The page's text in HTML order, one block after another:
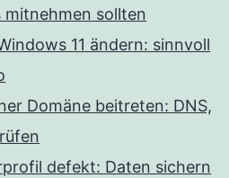
mitnehmen sollten
11 ändern: sinnvoll
Domäne beitreten: DNS,
defekt: Daten sichern